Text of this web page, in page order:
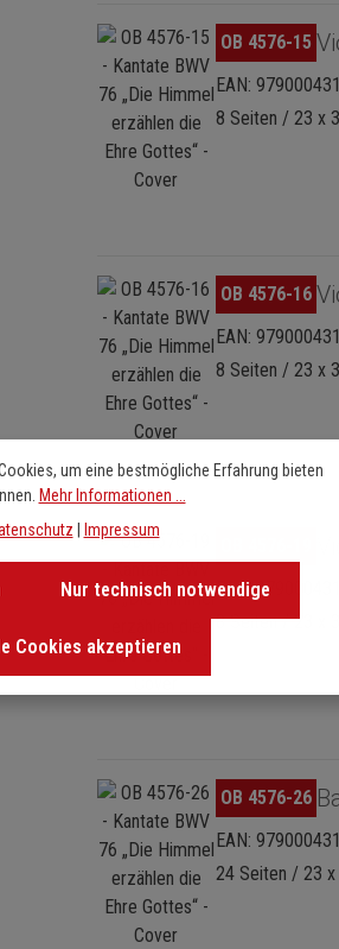
Bildergalerie überspringen
OB 4576-15
EAN:
8 Seiten / 23 x
Bildergalerie überspringen
OB 4576-16
EAN:
8 Seiten / 23 x
Bildergalerie überspringen
EAN:
8 Seiten / 23 x
Bildergalerie überspringen
OB 4576-26
EAN:
24 Seiten / 23
um eine bestmögliche Erfahrung bieten
Mehr Informationen ...
| Impressum
Nur technisch notwendige
Cookies akzeptieren